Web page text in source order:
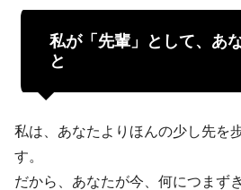
私が「先輩」として、あ
と
私は、あなたよりほんの少し先を
す。
だから、あなたが今、何につまず